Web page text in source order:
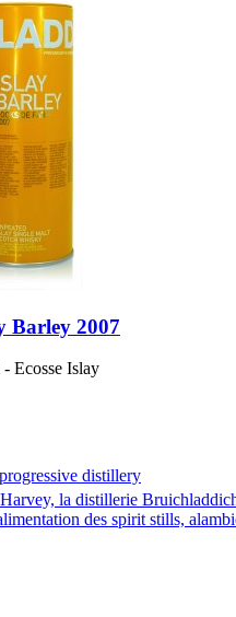
Barley 2007
Ecosse Islay
distillery
la distillerie
des spirit stills,